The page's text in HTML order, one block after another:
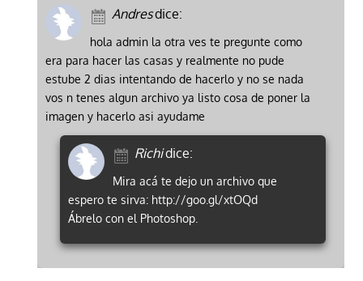
Andresdice:
hola admin la otra ves te pregunte como
era para hacer las casas y realmente no pude
estube 2 dias intentando de hacerlo y no se nada
vos n tenes algun archivo ya listo cosa de poner la
imagen y hacerlo asi ayudame
Richidice:
Mira acá te dejo un archivo que
espero te sirva: http://goo.gl/xtOQd
Ábrelo con el Photoshop.